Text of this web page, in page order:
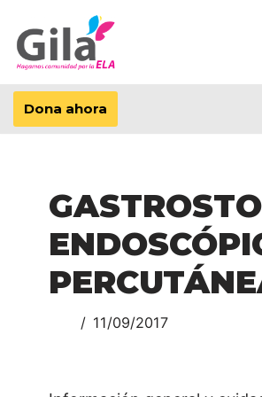
Saltar
al
contenido
Dona ahora
11/09/2017